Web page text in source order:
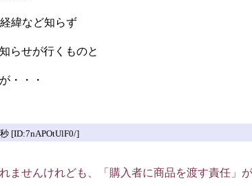
緯など知らず
らせが行くものと
・・・
[ID:7nAPOtUlF0/]
せんけれども、「購入者に商品を渡す責任」